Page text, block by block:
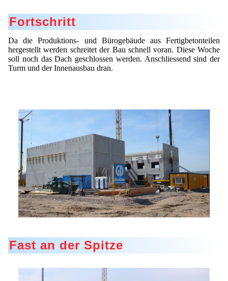
Fortschritt
Da die Produktions- und Bürogebäude aus Fertigbetonteilen
hergestellt werden schreitet der Bau schnell voran. Diese Woche
soll noch das Dach geschlossen werden. Anschliessend sind der
Turm und der Innenausbau dran.
Fast an der Spitze